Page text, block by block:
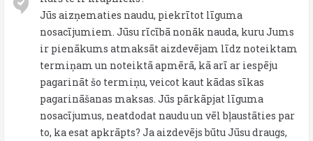
Jūs aizņematies naudu, piekrītot līguma
nosacījumiem. Jūsu rīcībā nonāk nauda, kuru Jums
ir pienākums atmaksāt aizdevējam līdz noteiktam
termiņam un noteiktā apmērā, kā arī ar iespēju
pagarināt šo termiņu, veicot kaut kādas sīkas
pagarināšanas maksas. Jūs pārkāpjat līguma
nosacījumus, neatdodat naudu un vēl bļaustāties par
to, ka esat apkrāpts? Ja aizdevējs būtu Jūsu draugs,